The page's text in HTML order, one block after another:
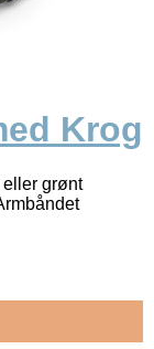
Krog
eller grønt